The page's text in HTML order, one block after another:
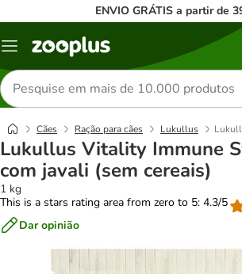
ENVIO GRÁTIS a partir de
Menu
Pesquisar
produtos
Cães Ração para cães Lukullus
Lukullus Vitality Immune
com javali (sem cereais)
1 kg
This is a stars rating area from zero to 5: 4.3/5
Dar opinião